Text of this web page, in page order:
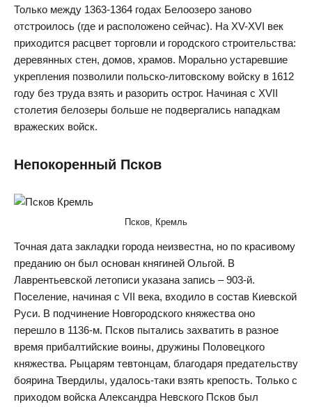
Только между 1363-1364 годах Белоозеро заново
отстроилось (где и расположено сейчас). На XV-XVI век
приходится расцвет торговли и городского строительства:
деревянных стен, домов, храмов. Морально устаревшие
укрепления позволили польско-литовскому войску в 1612
году без труда взять и разорить острог. Начиная с XVII
столетия белозеры больше не подвергались нападкам
вражеских войск.
Непокоренный Псков
Псков, Кремль
Точная дата закладки города неизвестна, но по красивому
преданию он был основан княгиней Ольгой. В
Лаврентьевской летописи указана запись – 903-й.
Поселение, начиная с VII века, входило в состав Киевской
Руси. В подчинение Новгородского княжества оно
перешло в 1136-м. Псков пытались захватить в разное
время прибалтийские воины, дружины Половецкого
княжества. Рыцарям тевтонцам, благодаря предательству
боярина Твердилы, удалось-таки взять крепость. Только с
приходом войска Александра Невского Псков был